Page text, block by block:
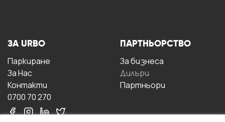
ЗА URBO
Паркиране
За Hас
Контакти
0700 70 270
ПАРТНЬОРСТВО
За бизнесa
Дилъри
Партньори